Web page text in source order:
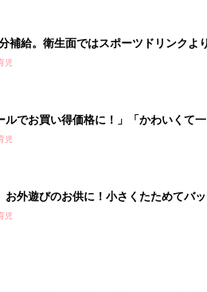
補給。衛生面ではスポーツドリンクよ
は？【専門家監修】
児
でお買い得価格に！」「かわいくて
児
お外遊びのお供に！小さくたためてバ
児